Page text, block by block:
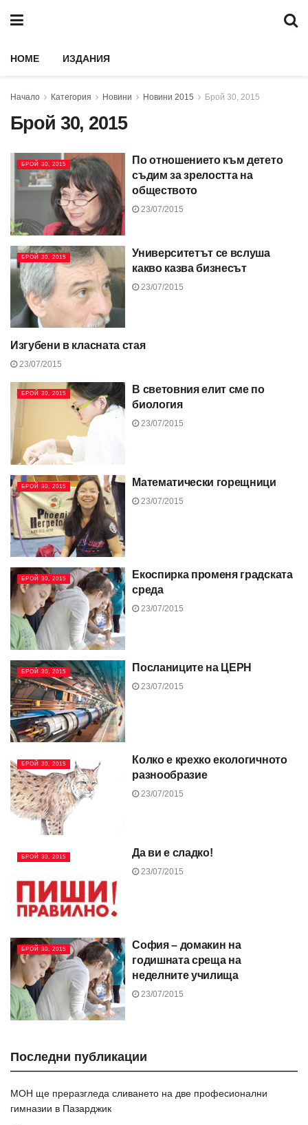
HOME ИЗДАНИЯ
Начало Категория Новини Новини 2015 Брой 30, 2015
Брой 30, 2015
БРОЙ 30, 2015
По отношението към детето
съдим за зрелостта на
обществото
23/07/2015
БРОЙ 30, 2015
Университетът се вслуша
какво казва бизнесът
23/07/2015
БРОЙ 30, 2015
Изгубени в класната стая
23/07/2015
БРОЙ 30, 2015
В световния елит сме по
биология
23/07/2015
БРОЙ 30, 2015 Математически горещници
23/07/2015
БРОЙ 30, 2015
Екоспирка променя градската
среда
23/07/2015
БРОЙ 30, 2015 Посланиците на ЦЕРН
23/07/2015
БРОЙ 30, 2015
Колко е крехко екологичното
разнообразие
23/07/2015
БРОЙ 30, 2015 Да ви е сладко!
23/07/2015
БРОЙ 30, 2015
София – домакин на
годишната среща на
неделните училища
23/07/2015
Последни публикации
МОН ще преразгледа сливането на две професионални
гимназии в Пазарджик